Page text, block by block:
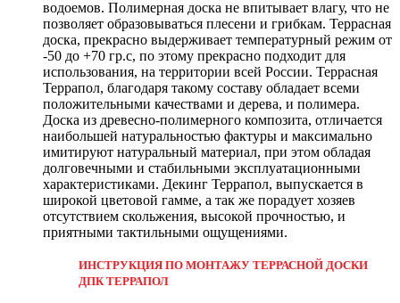
водоемов. Полимерная доска не впитывает влагу, что не
позволяет образовываться плесени и грибкам. Террасная
доска, прекрасно выдерживает температурный режим от
-50 до +70 гр.с, по этому прекрасно подходит для
использования, на территории всей России. Террасная
Террапол, благодаря такому составу обладает всеми
положительными качествами и дерева, и полимера.
Доска из древесно-полимерного композита, отличается
наибольшей натуральностью фактуры и максимально
имитируют натуральный материал, при этом обладая
долговечными и стабильными эксплуатационными
характеристиками. Декинг Террапол, выпускается в
широкой цветовой гамме, а так же порадует хозяев
отсутствием скольжения, высокой прочностью, и
приятными тактильными ощущениями.
ИНСТРУКЦИЯ ПО МОНТАЖУ ТЕРРАСНОЙ ДОСКИ
ДПК ТЕРРАПОЛ